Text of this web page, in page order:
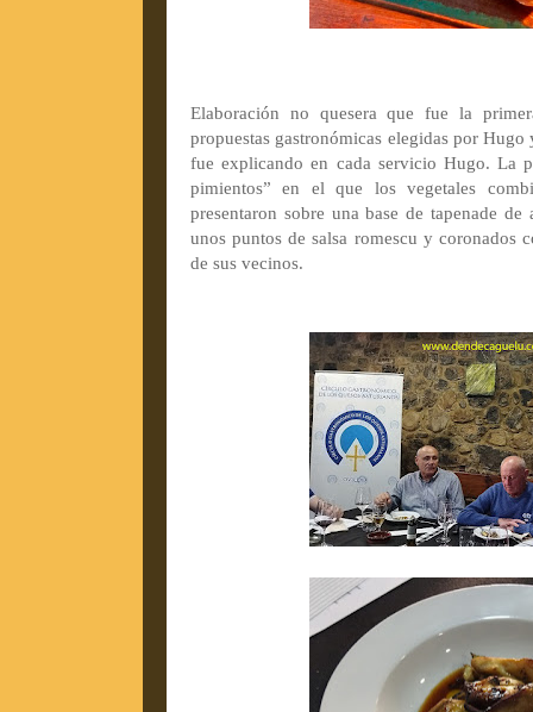
Elaboración no quesera que fue la
propuestas gastronómicas elegidas por
fue explicando en cada servicio Hugo. La
pimientos” en el que los vegetales
presentaron sobre una base de tapenade
unos puntos de salsa romescu y coronados
de sus vecinos.